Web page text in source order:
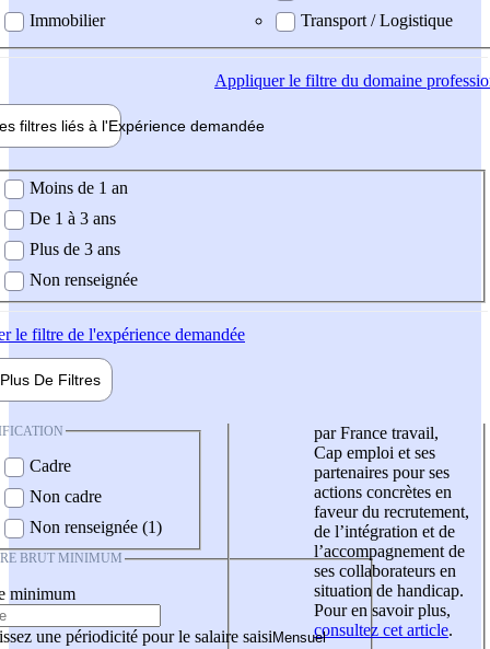
Immobilier
Transport / Logistique
Appliquerle filtre du domaine
filtres liés à l'Expérience demandée
demandée
Moins de 1 an
De 1 à 3 ans
Plus de 3 ans
Non renseignée
le filtre de l'expérience demandée
Plus De Filtres
Cadre
Non cadre
Non renseignée (1)
BRUT MINIMUM
minimum
une périodicité pour le salaire saisi
par France travail,
Cap emploi et ses
partenaires pour ses
actions concrètes en
faveur du recrutement,
de l’intégration et de
l’accompagnement de
ses collaborateurs en
situation de handicap.
Pour en savoir plus,
consultez cet article.